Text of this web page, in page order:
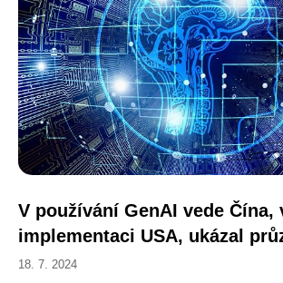
V používání GenAI vede Čína,
implementaci USA, ukázal
18. 7. 2024